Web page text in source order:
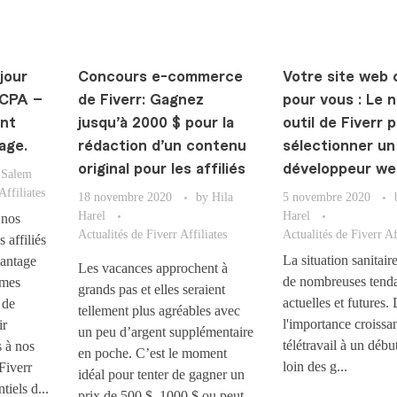
–
affiliés
à nos
d...
Concours e-commerce
de Fiverr: Gagnez
jusqu’à 2000 $ pour la
rédaction d’un contenu
original pour les affiliés
18 novembre 2020
by Hila
Harel
Actualités de Fiverr Affiliates
Les vacances approchent à
grands pas et elles seraient
tellement plus agréables avec
un peu d’argent supplémentaire
en poche. C’est le moment
idéal pour tenter de gagner un
Votre site web
pour vous : Le
outil de Fiverr
sélectionner un
développeur
5 novembre 2020
Harel
Actualités de Fiverr
La situation
de nombreuses
actuelles et futures.
l'importance
télétravail à un
loin des g...